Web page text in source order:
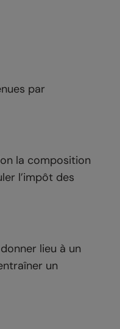
par
la composition
l’impôt des
lieu à un
un